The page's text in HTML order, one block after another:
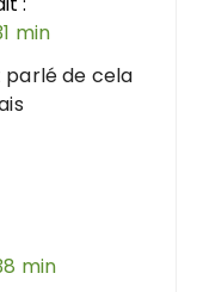
min
parlé de cela
min